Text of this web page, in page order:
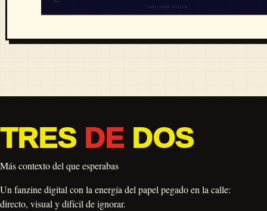
TRES DEDOS
Más contexto del que esperabas
Un fanzine digital con la energía del papel pegado en la calle:
directo, visual y difícil de ignorar.